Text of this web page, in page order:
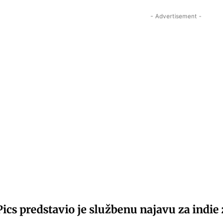
- Advertisement -
predstavio je službenu najavu za